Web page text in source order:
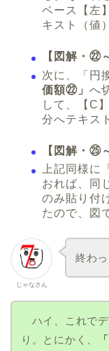
ベース【左
キスト（値
【図解・㉒
次に、「円
価額㉒」 へ
して、【C
分へテキス
【図解・㉕
上記同様に
おれば、同
のみ貼り付
たので、図
じゃなさん
終わ
ハイ、これでデ
り。とにかく、